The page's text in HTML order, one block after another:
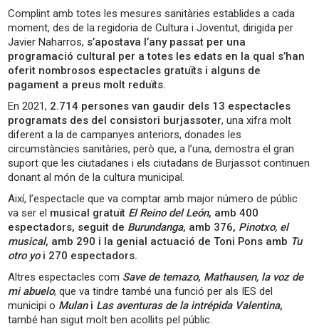
Complint amb totes les mesures sanitàries establides a cada
moment, des de la regidoria de Cultura i Joventut, dirigida per
Javier Naharros, s’apostava l’any passat per una
programació cultural per a totes les edats en la qual s’han
oferit nombrosos espectacles gratuïts i alguns de
pagament a preus molt reduïts.
En 2021, 2.714 persones van gaudir dels 13 espectacles
programats des del consistori burjassoter, una xifra molt
diferent a la de campanyes anteriors, donades les
circumstàncies sanitàries, però que, a l’una, demostra el gran
suport que les ciutadanes i els ciutadans de Burjassot continuen
donant al món de la cultura municipal.
Així, l’espectacle que va comptar amb major número de públic
va ser el musical gratuït El Reino del León, amb 400
espectadors, seguit de Burundanga, amb 376, Pinotxo, el
musical, amb 290 i la genial actuació de Toni Pons amb Tu
otro yoi 270 espectadors.
Altres espectacles com Save de temazo, Mathausen, la voz de
mi abuelo, que va tindre també una funció per als IES del
municipi o Mulani Las aventuras de la intrépida Valentina,
també han sigut molt ben acollits pel públic.